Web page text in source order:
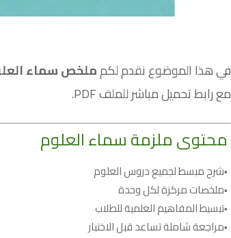
في هذا الموضوع نقدم لكمملخص سماء
مع رابط تحميل مباشر للملف PDF.
محتوى ملزمة سماء العلوم
شرح مبسط لجميع دروس العلوم
ملخصات مركزة لكل وحدة
تبسيط المفاهيم العلمية للطلاب
مراجعة شاملة تساعد قبل الاختبار